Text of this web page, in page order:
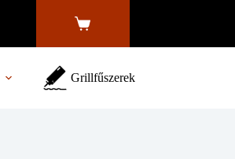
Shopping
Grillfűszerek